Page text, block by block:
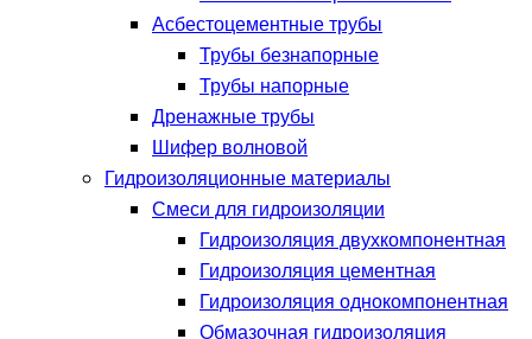
Асбестоцементные трубы
Трубы безнапорные
Трубы напорные
Дренажные трубы
Шифер волновой
Гидроизоляционные материалы
Смеси для гидроизоляции
Гидроизоляция двухкомпонентная
Гидроизоляция цементная
Гидроизоляция однокомпонентная